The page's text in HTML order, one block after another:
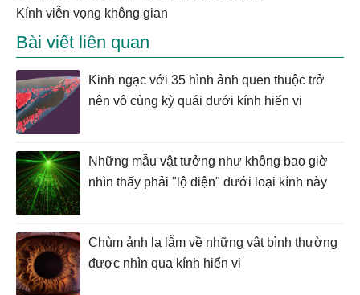
kính viễn vọng không gian
Bài viết liên quan
Kinh ngạc với 35 hình ảnh quen thuộc trở
nên vô cùng kỳ quái dưới kính hiển vi
Những mẫu vật tưởng như không bao giờ
nhìn thấy phải "lộ diện" dưới loại kính này
Chùm ảnh lạ lẫm về những vật bình thường
được nhìn qua kính hiển vi